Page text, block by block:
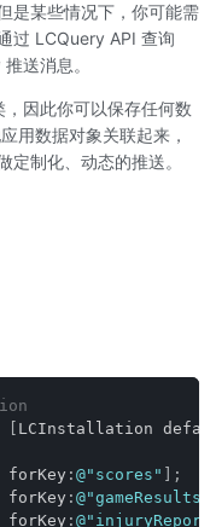
是某些情况下，你可能需
过 LCQuery API 查询
送消息。
因此你可以保存任何数
用数据对象关联起来，
制化、动态的推送。
LCInstallation
forKey : @"scores"
;
forKey : @"gameResults"
forKey :